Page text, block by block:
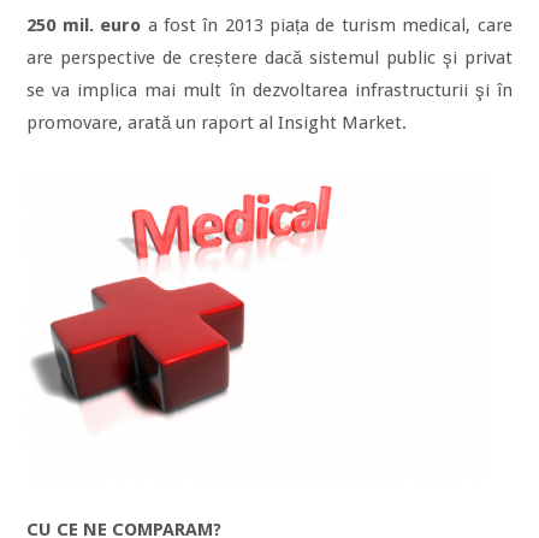
250 mil. euro a fost în 2013 piața de turism medical, care
are perspective de creștere dacă sistemul public şi privat
se va implica mai mult în dezvoltarea infrastructurii şi în
promovare, arată un raport al Insight Market.
CU CE NE COMPARAM?